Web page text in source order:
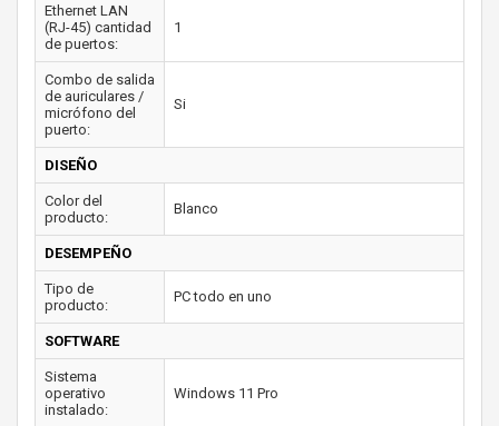
Ethernet LAN
(RJ-45) cantidad
de puertos:
1
Combo de salida
de auriculares /
micrófono del
puerto:
Si
DISEÑO
Color del
producto:
Blanco
DESEMPEÑO
Tipo de
producto:
PC todo en uno
SOFTWARE
Sistema
operativo
instalado:
Windows 11 Pro